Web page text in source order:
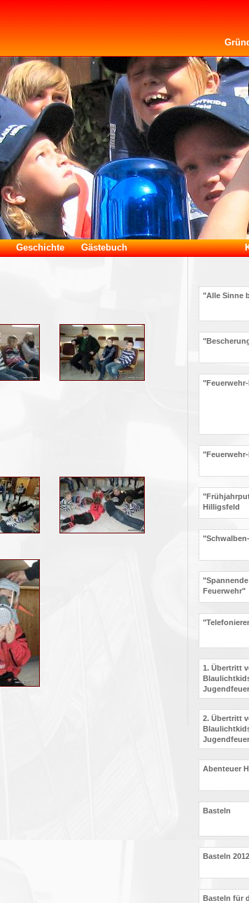
Geschichte Gästebuch
"Alle Sinne
Hilligsfeld
Feuerwehr"
1. Übertritt
2. Übertritt
Abenteuer
Basteln
Basteln 2012
Basteln für